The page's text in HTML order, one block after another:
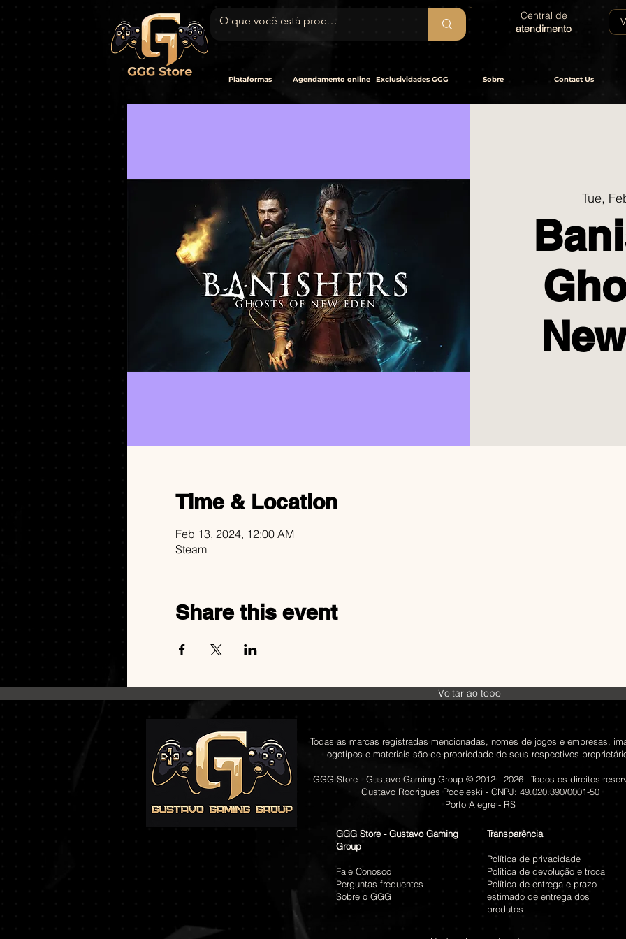
Central de
atendimento
Plataformas Agendamento online Exclusividades GGG Sobre Contact Us
Tue,
Time & Location
Feb 13, 2024, 12:00 AM
Steam
Share this event
Voltar ao topo
Todas as marcas registradas mencionadas, nomes de jogos e empresas,
logotipos e materiais são de propriedade de seus respectivos
GGG Store - Gustavo Gaming Group © 2012 - 2026 | Todos os direitos
Gustavo Rodrigues Podeleski - CNPJ: 49.020.390/0001-50
Porto Alegre - RS
GGG Store - Gustavo Gaming
Group
Fale Conosco
Perguntas frequentes
Sobre o GGG
Transparência
Política de privacidade
Política de devolução e troca
Política de entrega e prazo
estimado de entrega dos
produtos